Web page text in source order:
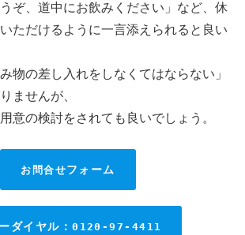
ぞ、道中にお飲みください」など、休
ただけるように一言添えられると良い
物の差し入れをしなくてはならない」
ませんが、
意の検討をされても良いでしょう。
お問合せフォーム
ダイヤル：0120-97-4411